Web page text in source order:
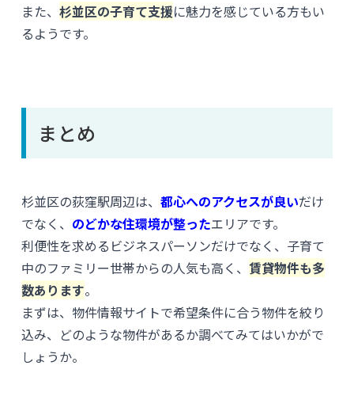
また、 杉並区の子育て支援に魅力を感じている方もい
るようです。
まとめ
杉並区の荻窪駅周辺は、 都心へのアクセスが良いだけ
でなく、 のどかな住環境が整ったエリアです。
利便性を求めるビジネスパーソンだけでなく、子育て
中のファミリー世帯からの人気も高く、 賃貸物件も多
数あります。
まずは、物件情報サイトで希望条件に合う物件を絞り
込み、どのような物件があるか調べてみてはいかがで
しょうか。